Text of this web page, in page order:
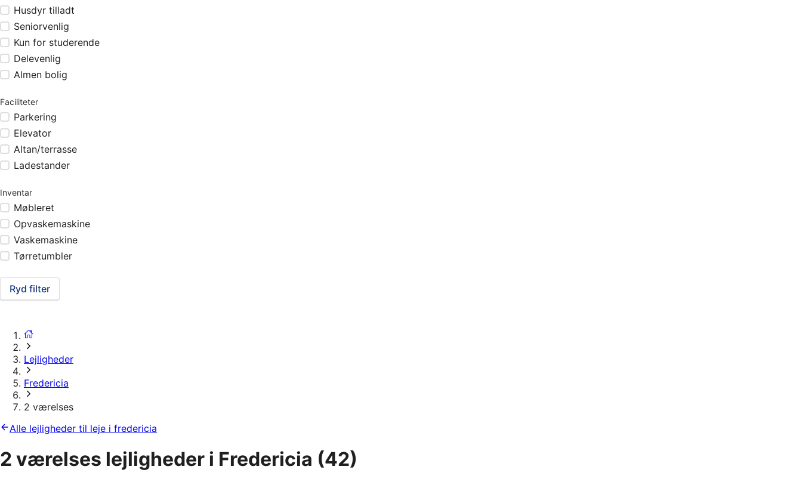
Husdyr tilladt
Seniorvenlig
Kun for studerende
Delevenlig
Almen bolig
Faciliteter
Parkering
Elevator
Altan/terrasse
Ladestander
Inventar
Møbleret
Opvaskemaskine
Vaskemaskine
Tørretumbler
Ryd filter
Lejligheder
Fredericia
2 værelses
Alle lejligheder til leje i fredericia
2 værelses lejligheder i Fredericia (42)